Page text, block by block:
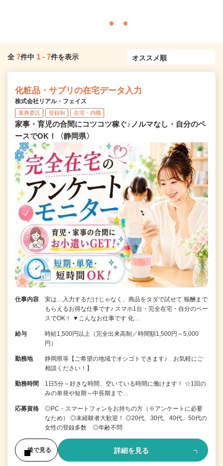
全 7件中 1 - 7件を表示
化粧品・サプリの在宅データ入力
株式会社リアル・フェイス
業務委託 登録制 在宅・内職
家事・育児の合間にコツコツ稼ぐ♪ノルマなし・自分のペ
ースでOK！〈静岡県〉
仕事内容
実は…入力するだけじゃなく、商品をタダで試せて 報酬まで
もらえるお得な仕事です♪ スマホ1台・完全在宅・自分のペー
スでOK！ ▼こんなお仕事です 化…
給与
時給1,500円以上（完全出来高制／時間額1,500円～5,000
円）
勤務地
静岡県等【ご希望の地域でオシゴトできます♪ お気軽にご
相談ください！】
勤務時間
1日5分～好きな時間、空いている時間に働けます！ ☆1回の
みの単発や短期～中長期まで…
応募資格
◎PC・スマートフォンをお持ちの方（※アンケートに必要
なため） ◎未経験者大歓迎！ ◎20代、30代、40代、50代の
女性の登録多数 ◎年齢不問
後で見る 詳細を見る